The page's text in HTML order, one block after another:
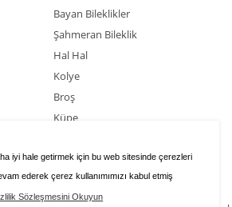
iyi hale getirmek için bu web sitesinde çerezleri
ederek çerez kullanımımızı kabul etmiş
Sözleşmesini Okuyun
Bayan Bileklikler
Şahmeran Bileklik
Hal Hal
Kolye
Broş
Küpe
SOSYAL MEDYA